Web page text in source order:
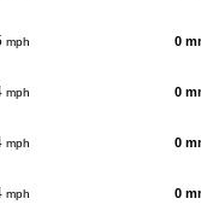
mph 0
mph 0
mph 0
mph 0